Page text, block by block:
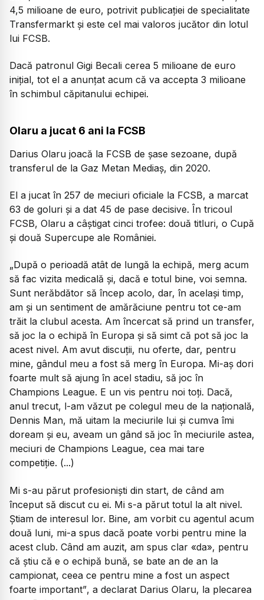
4,5 milioane de euro, potrivit publicației de specialitate
Transfermarkt și este cel mai valoros jucător din lotul
lui FCSB.
Dacă patronul Gigi Becali cerea 5 milioane de euro
inițial, tot el a anunțat acum că va accepta 3 milioane
în schimbul căpitanului echipei.
Olaru a jucat 6 ani la FCSB
Darius Olaru joacă la FCSB de șase sezoane, după
transferul de la Gaz Metan Mediaș, din 2020.
El a jucat în 257 de meciuri oficiale la FCSB, a marcat
63 de goluri și a dat 45 de pase decisive. În tricoul
FCSB, Olaru a câștigat cinci trofee: două titluri, o Cupă
și două Supercupe ale României.
„După o perioadă atât de lungă la echipă, merg acum
să fac vizita medicală și, dacă e totul bine, voi semna.
Sunt nerăbdător să încep acolo, dar, în același timp,
am și un sentiment de amărăciune pentru tot ce-am
trăit la clubul acesta. Am încercat să prind un transfer,
să joc la o echipă în Europa și să simt că pot să joc la
acest nivel. Am avut discuții, nu oferte, dar, pentru
mine, gândul meu a fost să merg în Europa. Mi-aș dori
foarte mult să ajung în acel stadiu, să joc în
Champions League. E un vis pentru noi toți. Dacă,
anul trecut, l-am văzut pe colegul meu de la națională,
Dennis Man, mă uitam la meciurile lui și cumva îmi
doream și eu, aveam un gând să joc în meciurile astea,
meciuri de Champions League, cea mai tare
competiție. (...)
Mi s-au părut profesioniști din start, de când am
început să discut cu ei. Mi s-a părut totul la alt nivel.
Știam de interesul lor. Bine, am vorbit cu agentul acum
două luni, mi-a spus dacă poate vorbi pentru mine la
acest club. Când am auzit, am spus clar «da», pentru
că știu că e o echipă bună, se bate an de an la
campionat, ceea ce pentru mine a fost un aspect
foarte important”, a declarat Darius Olaru, la plecarea